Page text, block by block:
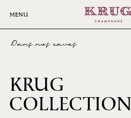
MENU
Dans nos caves
KRUG
COLLECTION